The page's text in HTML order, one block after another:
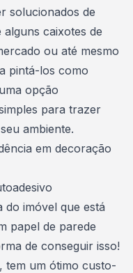
solucionados de
caixotes de
ou até mesmo
pintá-los como
opção
para trazer
ambiente.
em decoração
do imóvel que está
papel de parede
de conseguir isso!
tem um ótimo custo-